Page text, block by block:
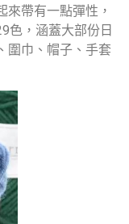
帶有一點彈性，
色，涵蓋大部份日
圍巾、帽子、手套